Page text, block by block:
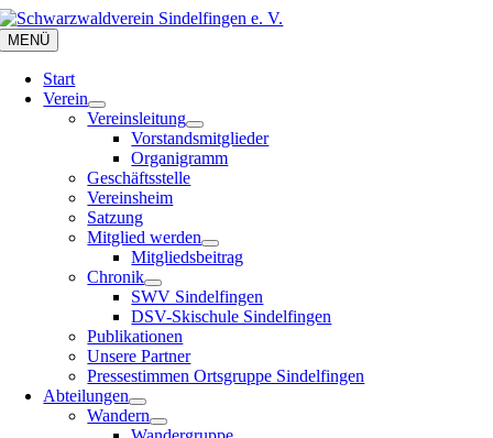
Zum
Inhalt
springen
MENÜ
Start
Verein
Vereinsleitung
Vorstandsmitglieder
Organigramm
Geschäftsstelle
Vereinsheim
Satzung
Mitglied werden
Mitgliedsbeitrag
Chronik
SWV Sindelfingen
DSV-Skischule Sindelfingen
Publikationen
Unsere Partner
Pressestimmen Ortsgruppe Sindelfingen
Abteilungen
Wandern